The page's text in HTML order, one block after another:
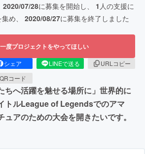
2020/07/28に募集を開始し、 1 人の支援に
め、 2020/08/27に募集を終了しました
度プロジェクトをやってほしい
シェア LINEで送る
URLコピー
QRコード
ちへ活躍を魅せる場所に」世界的に
トルLeague of Legendsでのアマ
アのための大会を開きたいです。